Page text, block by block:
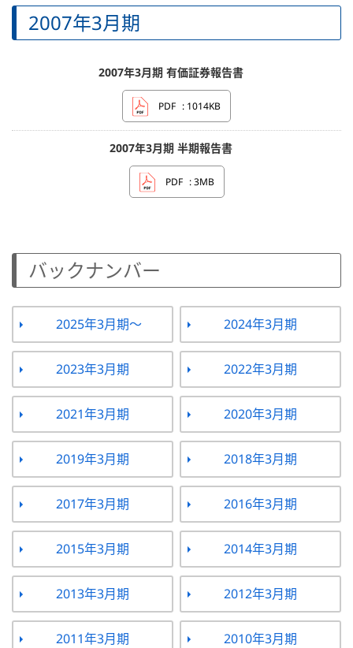
2007年3月期
2007年3月期 有価証券報告書
PDF : 1014KB
2007年3月期 半期報告書
PDF : 3MB
バックナンバー
2025年3月期～ 2024年3月期
2023年3月期 2022年3月期
2021年3月期 2020年3月期
2019年3月期 2018年3月期
2017年3月期 2016年3月期
2015年3月期 2014年3月期
2013年3月期 2012年3月期
2011年3月期 2010年3月期